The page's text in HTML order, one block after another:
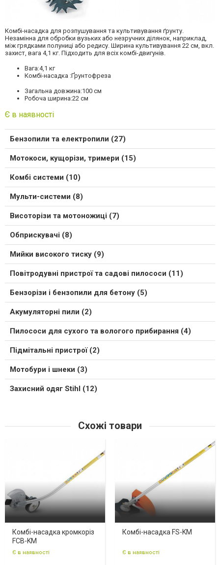
Комбі-насадка для розпушування та культивування ґрунту.
Незамінна для обробки вузьких або незручних ділянок, наприклад,
між грядками полуниці або редису. Ширина культивування 22 см, вкл.
захист, вага 4,1 кг. Підходить для всіх комбі-двигунів.
Вага:4,1 кг
Комбі-насадка :Ґрунтофреза
Загальна довжина:100 см
Робоча ширина:22 см
Є в наявності
Бензопили та електропили (27)
Мотокоси, кущорізи, тримери (15)
Комбі системи (10)
Мульти-системи (8)
Висоторізи та мотоножиці (7)
Обприскувачі (8)
Мийки високого тиску (9)
Повітродувні пристрої та садові пилососи (11)
Бензорізи і бензопили для бетону (5)
Акумуляторні пили (2)
Пилососи для сухого та вологого прибирання (4)
Підмітальні пристрої (2)
Мотобури і шнеки (3)
Захисний одяг Stihl (12)
Схожі товари
Комбі-насадка кромкоріз
FCB-KM
Є в наявності
Комбі-насадка FS-KM
Є в наявності